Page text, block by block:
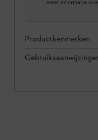
meer informatie
Productkenmerken